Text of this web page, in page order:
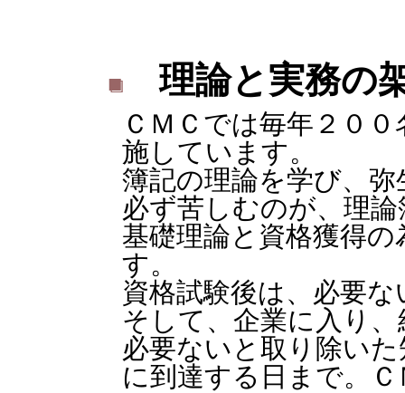
理論と実務の
ＣＭＣでは毎年２０
施しています。
簿記の理論を学び、
必ず苦しむのが、理
基礎理論と資格獲得
す。
資格試験後は、必要
そして、企業に入り
必要ないと取り除い
に到達する日まで。